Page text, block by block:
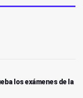
los exámenes de la